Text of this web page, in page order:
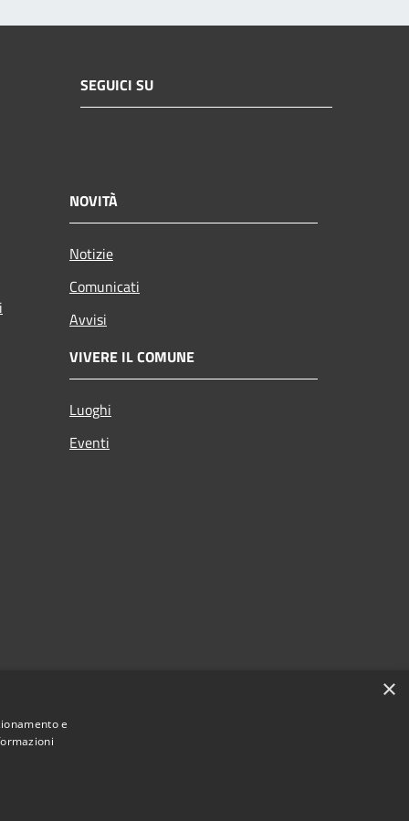
SEGUICI SU
NOVITÀ
Notizie
Comunicati
Avvisi
VIVERE IL COMUNE
Luoghi
Eventi
×
e